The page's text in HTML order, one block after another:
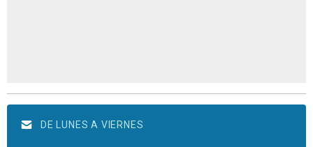
DE LUNES A VIERNES